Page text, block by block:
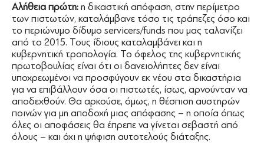
Αλήθεια πρώτη: η δικαστική απόφαση, στην περίμετρο
των πιστωτών, καταλάμβανε τόσο τις τράπεζες όσο και
το περιώνυμο δίδυμο servicers/funds που μας ταλανίζει
από το 2015. Τους ίδιους καταλαμβάνει και η
κυβερνητική τροπολογία. Το όφελος της κυβερνητικής
πρωτοβουλίας είναι ότι οι δανειολήπτες δεν είναι
υποχρεωμένοι να προσφύγουν εκ νέου στα δικαστήρια
για να επιβάλλουν όσα οι πιστωτές, ίσως, αρνούνταν να
αποδεχθούν. Θα αρκούσε, όμως, η θέσπιση αυστηρών
ποινών για μη αποδοχή μιας απόφασης – η οποία όπως
όλες οι αποφάσεις θα έπρεπε να γίνεται σεβαστή από
όλους – και όχι η ψήφιση αυτοτελούς διάταξης.